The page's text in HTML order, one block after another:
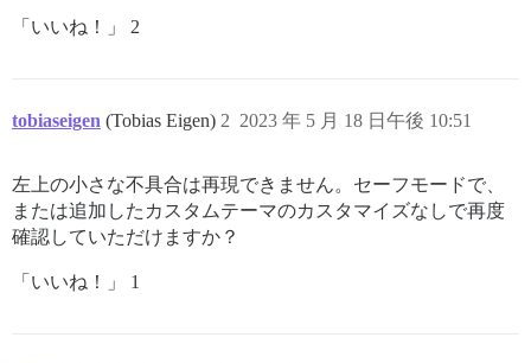
「いいね！」 2
tobiaseigen (Tobias Eigen) 2023 年 5 月 18 日午後 10:51
2
左上の小さな不具合は再現できません。セーフモードで、
または追加したカスタムテーマのカスタマイズなしで再度
確認していただけますか？
「いいね！」 1